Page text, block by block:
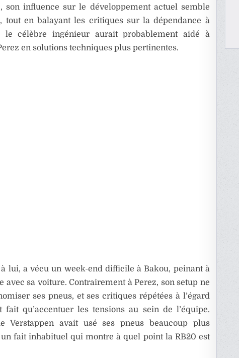
son influence sur le développement actuel semble
tout en balayant les critiques sur la dépendance à
le célèbre ingénieur aurait probablement aidé à
en solutions techniques plus pertinentes.
lui, a vécu un week-end difficile à Bakou, peinant à
sa voiture. Contrairement à Perez, son setup ne
ses pneus, et ses critiques répétées à l’égard
fait qu’accentuer les tensions au sein de l’équipe.
Verstappen avait usé ses pneus beaucoup plus
fait inhabituel qui montre à quel point la RB20 est